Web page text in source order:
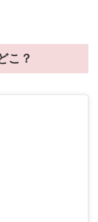
こ？